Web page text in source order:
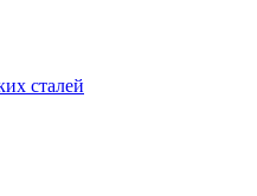
сталей